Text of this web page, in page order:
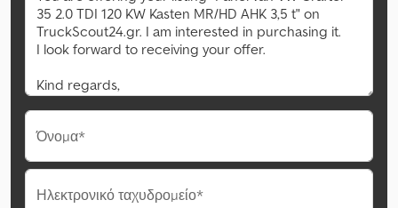
Όνομα*
Ηλεκτρονικό ταχυδρομείο*